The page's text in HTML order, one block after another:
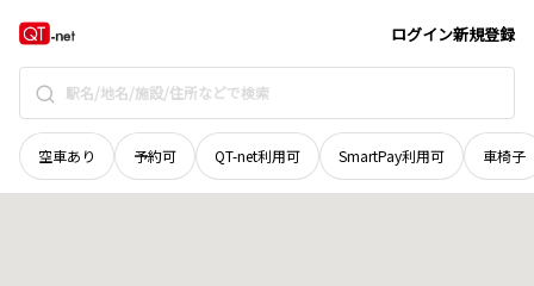
ログイン新規登録
空車あり 予約可 QT-net利用可 SmartPay利用可 車椅子
島根県